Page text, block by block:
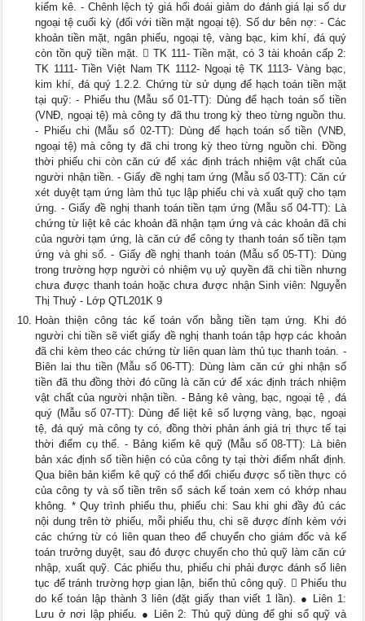
kiểm kê. - Chênh lệch tỷ giá hối đoái giảm do đánh giá lại số dư
ngoại tệ cuối kỳ (đối với tiền mặt ngoại tệ). Số dư bên nợ: - Các
khoản tiền mặt, ngân phiếu, ngoại tệ, vàng bạc, kim khí, đá quý
còn tồn quỹ tiền mặt.  TK 111- Tiền mặt, có 3 tài khoản cấp 2:
TK 1111- Tiền Việt Nam TK 1112- Ngoại tệ TK 1113- Vàng bạc,
kim khí, đá quý 1.2.2. Chứng từ sử dụng để hạch toán tiền mặt
tại quỹ: - Phiếu thu (Mẫu số 01-TT): Dùng để hạch toán số tiền
(VNĐ, ngoại tệ) mà công ty đã thu trong kỳ theo từng nguồn thu.
- Phiếu chi (Mẫu số 02-TT): Dùng để hạch toán số tiền (VNĐ,
ngoại tệ) mà công ty đã chi trong kỳ theo từng nguồn chi. Đồng
thời phiếu chi còn căn cứ để xác định trách nhiệm vật chất của
người nhận tiền. - Giấy đề nghị tam ứng (Mẫu số 03-TT): Căn cứ
xét duyệt tạm ứng làm thủ tục lập phiếu chi và xuất quỹ cho tạm
ứng. - Giấy đề nghị thanh toán tiền tạm ứng (Mẫu số 04-TT): Là
chứng từ liệt kê các khoản đã nhận tạm ứng và các khoản đã chi
của người tạm ứng, là căn cứ để công ty thanh toán số tiền tạm
ứng và ghi sổ. - Giấy đề nghị thanh toán (Mẫu số 05-TT): Dùng
trong trường hợp người có nhiệm vụ uỷ quyền đã chi tiền nhưng
chưa được thanh toán hoặc chưa được nhận Sinh viên: Nguyễn
Thị Thuỷ - Lớp QTL201K 9
Hoàn thiện công tác kế toán vốn bằng tiền tạm ứng. Khi đó
người chi tiền sẽ viết giấy đề nghị thanh toán tập hợp các khoản
đã chi kèm theo các chứng từ liên quan làm thủ tục thanh toán. -
Biên lai thu tiền (Mẫu số 06-TT): Dùng làm căn cứ ghi nhận số
tiền đã thu đồng thời đó cũng là căn cứ để xác định trách nhiệm
vật chất của người nhận tiền. - Bảng kê vàng, bạc, ngoại tệ , đá
quý (Mẫu số 07-TT): Dùng để liệt kê số lượng vàng, bạc, ngoại
tệ, đá quý mà công ty có, đồng thời phản ánh giá trị thực tế tại
thời điểm cụ thể. - Bảng kiểm kê quỹ (Mẫu số 08-TT): Là biên
bản xác định số tiền hiện có của công ty tại thời điểm nhất định.
Qua biên bản kiểm kê quỹ có thể đối chiếu được số tiền thực có
của công ty và số tiền trên sổ sách kế toán xem có khớp nhau
không. * Quy trình phiếu thu, phiếu chi: Sau khi ghi đầy đủ các
nội dung trên tờ phiếu, mỗi phiếu thu, chi sẽ được đính kèm với
các chứng từ có liên quan theo để chuyển cho giám đốc và kế
toán trưởng duyệt, sau đó được chuyển cho thủ quỹ làm căn cứ
nhập, xuất quỹ. Các phiếu thu, phiếu chi phải được đánh số liên
tục để tránh trường hợp gian lận, biển thủ công quỹ.  Phiếu thu
do kế toán lập thành 3 liên (đặt giấy than viết 1 lần). ● Liên 1:
Lưu ở nơi lập phiếu. ● Liên 2: Thủ quỹ dùng để ghi sổ quỹ và